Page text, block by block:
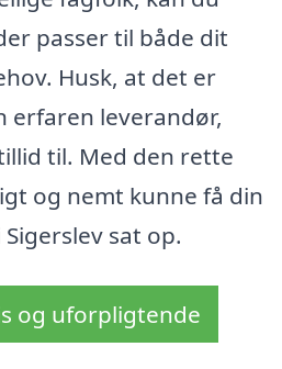
passer til både dit
Husk, at det er
leverandør,
til. Med den rette
og nemt kunne få din
sat op.
og uforpligtende